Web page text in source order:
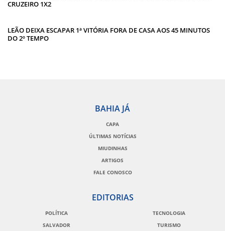
CRUZEIRO 1X2
LEÃO DEIXA ESCAPAR 1ª VITÓRIA FORA DE CASA AOS 45 MINUTOS
DO 2º TEMPO
BAHIA JÁ
CAPA
ÚLTIMAS NOTÍCIAS
MIUDINHAS
ARTIGOS
FALE CONOSCO
EDITORIAS
POLÍTICA
SALVADOR
TECNOLOGIA
TURISMO